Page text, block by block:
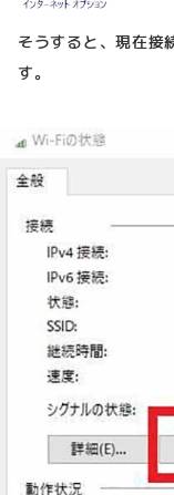
そうすると、現在接
す。